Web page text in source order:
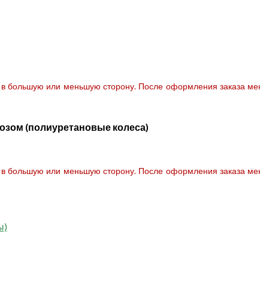
большую или меньшую сторону. После оформления заказа
(полиуретановые колеса)
большую или меньшую сторону. После оформления заказа